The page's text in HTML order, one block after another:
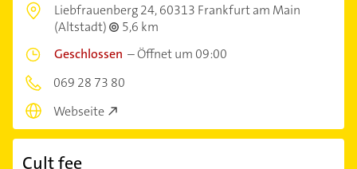
Liebfrauenberg 24,60313 Frankfurt am Main
(Altstadt)
5,6 km
Geschlossen –Öffnet um 09:00
069 28 73 80
Webseite
Cult fee